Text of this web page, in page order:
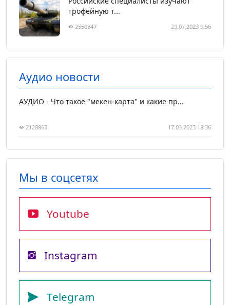
трофейную т...
2550847 29.07.2023 9:56
Аудио новости
АУДИО - Что такое "мекен-карта" и какие пр...
2128863 17.03.2023 18:36
Мы в соцсетях
Youtube
Instagram
Telegram